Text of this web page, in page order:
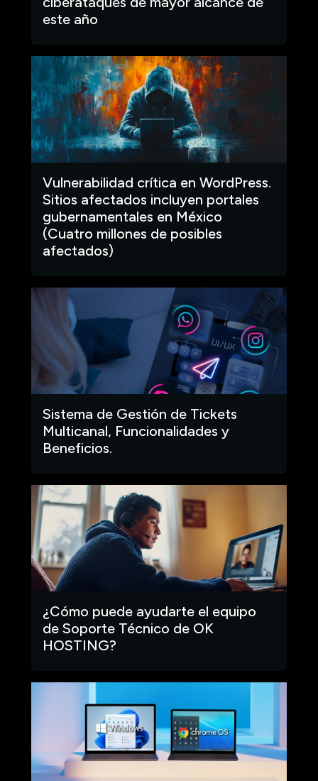
este año
Vulnerabilidad crítica en WordPress.
Sitios afectados incluyen portales
gubernamentales en México
(Cuatro millones de posibles
afectados)
Sistema de Gestión de Tickets
Multicanal, Funcionalidades y
Beneficios.
¿Cómo puede ayudarte el equipo
de Soporte Técnico de OK
HOSTING?